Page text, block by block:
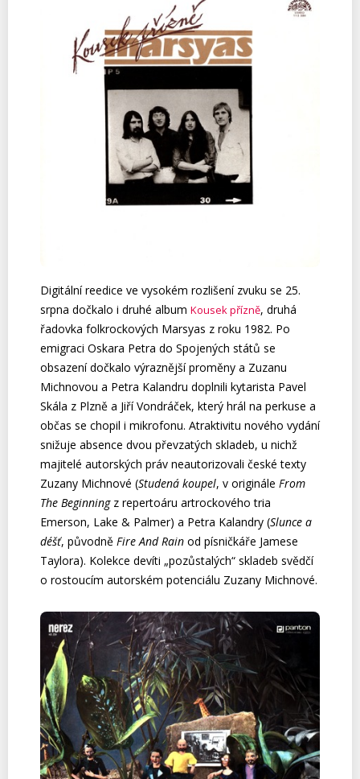
Digitální reedice ve vysokém rozlišení zvuku se 25.
srpna dočkalo i druhé album Kousek přízně, druhá
řadovka folkrockových Marsyas z roku 1982. Po
emigraci Oskara Petra do Spojených států se
obsazení dočkalo výraznější proměny a Zuzanu
Michnovou a Petra Kalandru doplnili kytarista Pavel
Skála z Plzně a Jiří Vondráček, který hrál na perkuse a
občas se chopil i mikrofonu. Atraktivitu nového vydání
snižuje absence dvou převzatých skladeb, u nichž
majitelé autorských práv neautorizovali české texty
Zuzany Michnové (Studená koupel, v originále From
The Beginningz repertoáru artrockového tria
Emerson, Lake & Palmer) a Petra Kalandry (Slunce a
déšť, původně Fire And Rain od písničkáře Jamese
Taylora). Kolekce devíti „pozůstalých“ skladeb svědčí
o rostoucím autorském potenciálu Zuzany Michnové.